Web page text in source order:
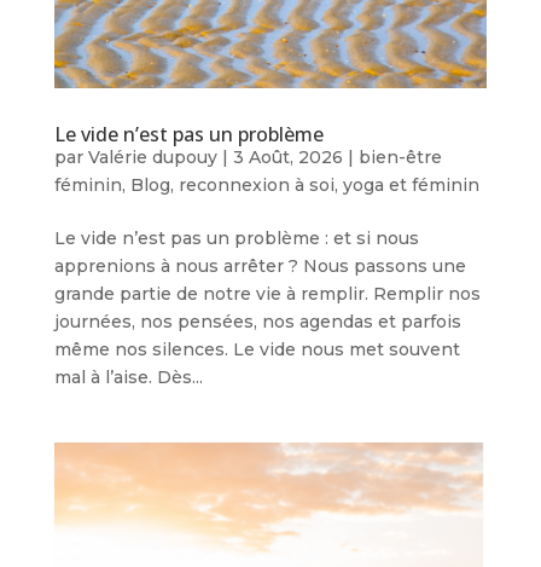
Le vide n’est pas un problème
par Valérie dupouy| 3 Août, 2026
bien-être
féminin, Blog, reconnexion à soi, yoga et féminin
Le vide n’est pas un problème : et si nous
apprenions à nous arrêter ? Nous passons une
grande partie de notre vie à remplir. Remplir nos
journées, nos pensées, nos agendas et parfois
même nos silences. Le vide nous met souvent
mal à l’aise. Dès...